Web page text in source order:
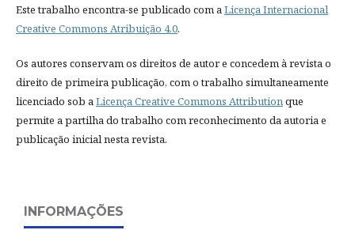
Este trabalho encontra-se publicado com aLicença Internacional
Creative Commons Atribuição 4.0.
Os autores conservam os direitos de autor e concedem à revista o
direito de primeira publicação, com o trabalho simultaneamente
licenciado sob aLicença Creative Commons Attributionque
permite a partilha do trabalho com reconhecimento da autoria e
publicação inicial nesta revista.
INFORMAÇÕES